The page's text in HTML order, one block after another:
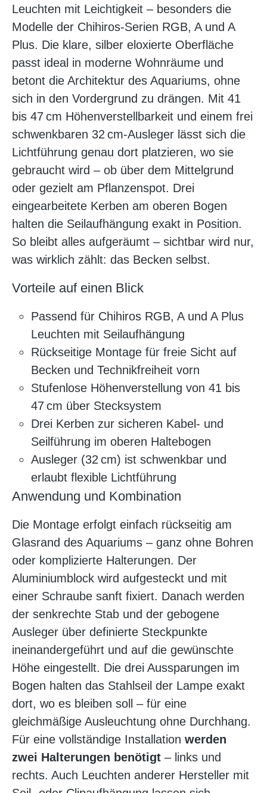
Leuchten mit Leichtigkeit – besonders die
Modelle der Chihiros-Serien RGB, A und A
Plus. Die klare, silber eloxierte Oberfläche
passt ideal in moderne Wohnräume und
betont die Architektur des Aquariums, ohne
sich in den Vordergrund zu drängen. Mit 41
bis 47 cm Höhenverstellbarkeit und einem frei
schwenkbaren 32 cm-Ausleger lässt sich die
Lichtführung genau dort platzieren, wo sie
gebraucht wird – ob über dem Mittelgrund
oder gezielt am Pflanzenspot. Drei
eingearbeitete Kerben am oberen Bogen
halten die Seilaufhängung exakt in Position.
So bleibt alles aufgeräumt – sichtbar wird nur,
was wirklich zählt: das Becken selbst.
Vorteile auf einen Blick
Passend für Chihiros RGB, A und A Plus
Leuchten mit Seilaufhängung
Rückseitige Montage für freie Sicht auf
Becken und Technikfreiheit vorn
Stufenlose Höhenverstellung von 41 bis
47 cm über Stecksystem
Drei Kerben zur sicheren Kabel- und
Seilführung im oberen Haltebogen
Ausleger (32 cm) ist schwenkbar und
erlaubt flexible Lichtführung
Anwendung und Kombination
Die Montage erfolgt einfach rückseitig am
Glasrand des Aquariums – ganz ohne Bohren
oder komplizierte Halterungen. Der
Aluminiumblock wird aufgesteckt und mit
einer Schraube sanft fixiert. Danach werden
der senkrechte Stab und der gebogene
Ausleger über definierte Steckpunkte
ineinandergeführt und auf die gewünschte
Höhe eingestellt. Die drei Aussparungen im
Bogen halten das Stahlseil der Lampe exakt
dort, wo es bleiben soll – für eine
gleichmäßige Ausleuchtung ohne Durchhang.
Für eine vollständige Installation werden
zwei Halterungen benötigt – links und
rechts. Auch Leuchten anderer Hersteller mit